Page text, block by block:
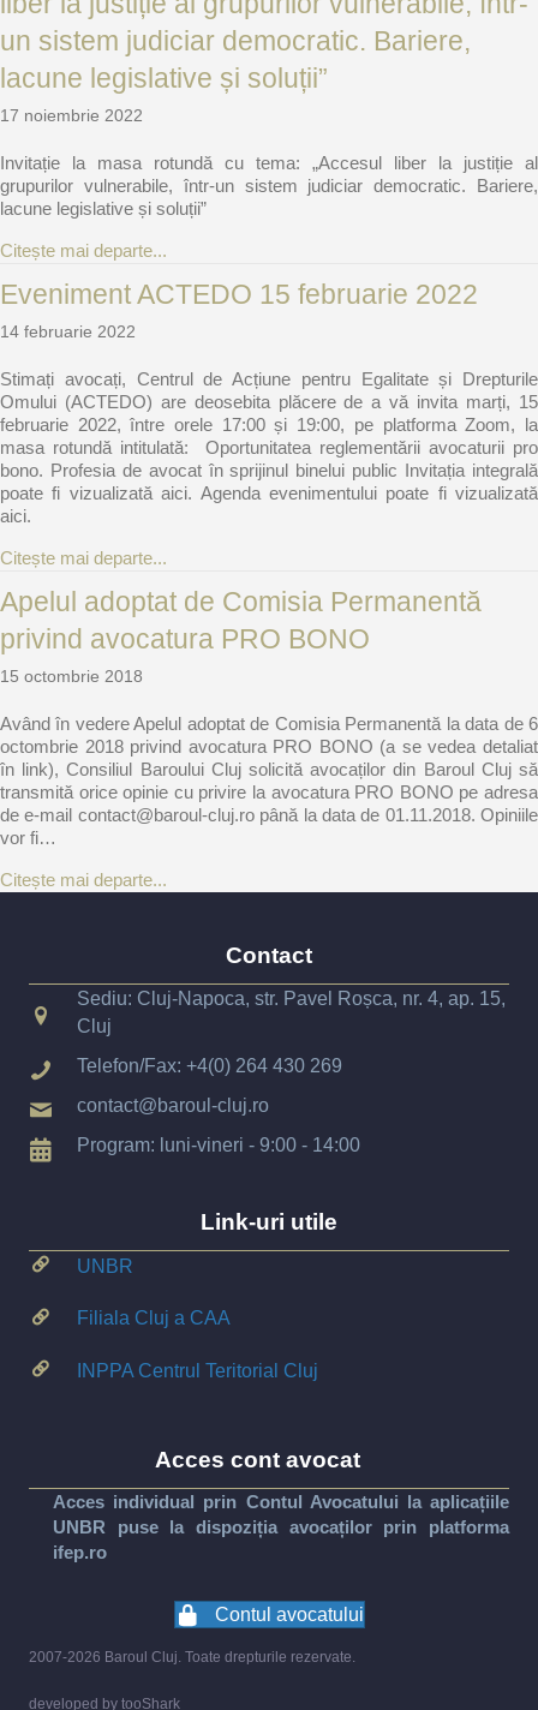
un sistem judiciar democratic. Bariere,
lacune legislative și soluții”
17 noiembrie 2022
Invitație la masa rotundă cu tema: „Accesul liber la justiție al
grupurilor vulnerabile, într-un sistem judiciar democratic. Bariere,
lacune legislative și soluții”
Citește mai departe...
Eveniment ACTEDO 15 februarie 2022
14 februarie 2022
Stimați avocați, Centrul de Acțiune pentru Egalitate și Drepturile
Omului (ACTEDO) are deosebita plăcere de a vă invita marți, 15
februarie 2022, între orele 17:00 și 19:00, pe platforma Zoom, la
masa rotundă intitulată: Oportunitatea reglementării avocaturii pro
bono. Profesia de avocat în sprijinul binelui public Invitația integrală
poate fi vizualizată aici. Agenda evenimentului poate fi vizualizată
aici.
Citește mai departe...
Apelul adoptat de Comisia Permanentă
privind avocatura PRO BONO
15 octombrie 2018
Având în vedere Apelul adoptat de Comisia Permanentă la data de 6
octombrie 2018 privind avocatura PRO BONO (a se vedea detaliat
în link), Consiliul Baroului Cluj solicită avocaților din Baroul Cluj să
transmită orice opinie cu privire la avocatura PRO BONO pe adresa
de e-mail contact@baroul-cluj.ro până la data de 01.11.2018. Opiniile
vor fi…
Citește mai departe...
Contact
Sediu: Cluj-Napoca, str. Pavel Roșca, nr. 4, ap. 15,
Cluj
Telefon/Fax: +4(0) 264 430 269
contact@baroul-cluj.ro
Program: luni-vineri - 9:00 - 14:00
Link-uri utile
UNBR
Filiala Cluj a CAA
INPPA Centrul Teritorial Cluj
Acces cont avocat
Acces individual prin Contul Avocatului la aplicațiile
UNBR puse la dispoziția avocaților prin platforma
ifep.ro
Contul avocatului
2007-2026 Baroul Cluj. Toate drepturile rezervate.
developed by tooShark